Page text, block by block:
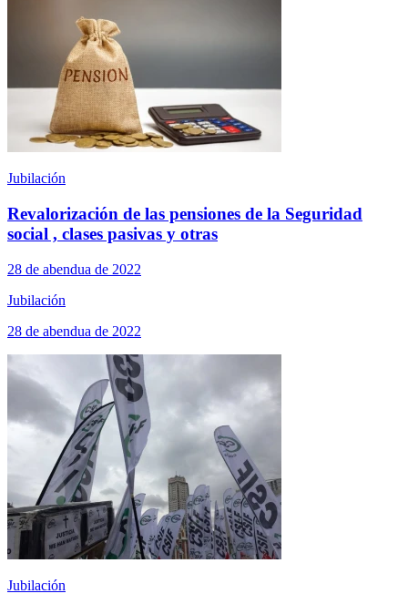
Jubilación
Revalorización de las pensiones de la Seguridad
social , clases pasivas y otras
28 de abendua de 2022
Jubilación
28 de abendua de 2022
Jubilación